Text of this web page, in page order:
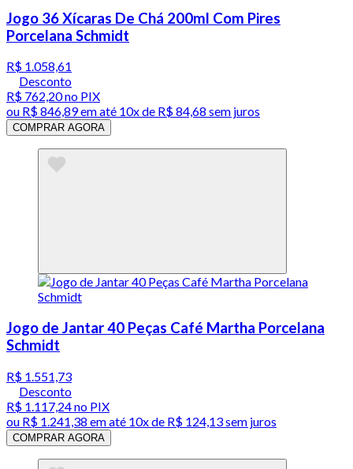
Jogo 36 Xícaras De Chá 200ml Com Pires
Porcelana Schmidt
R$ 1.058,61
Desconto
R$ 762,20no PIX
ou R$ 846,89em até 10x de R$ 84,68 sem juros
COMPRAR AGORA
Jogo de Jantar 40 Peças Café Martha Porcelana
Schmidt
R$ 1.551,73
Desconto
R$ 1.117,24no PIX
ou R$ 1.241,38 em até 10x de R$ 124,13 sem juros
COMPRAR AGORA